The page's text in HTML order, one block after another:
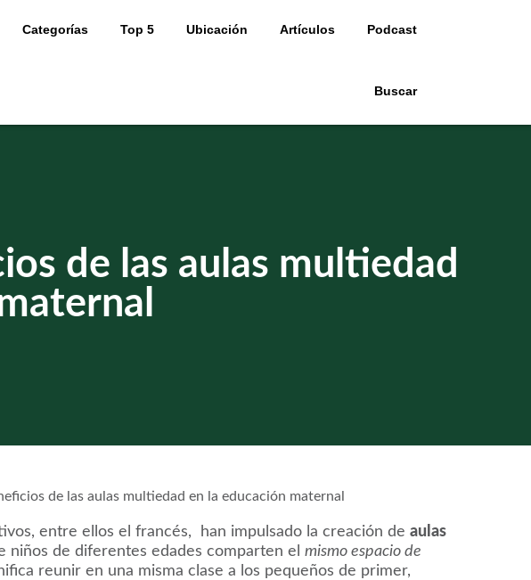
Categorías Top 5 Ubicación Artículos Podcast
Buscar
de las aulas multiedad
entre ellos el francés, han impulsado la creación de aulas
niños de diferentes edades comparten el mismo espacio de
reunir en una misma clase a los pequeños de primer,